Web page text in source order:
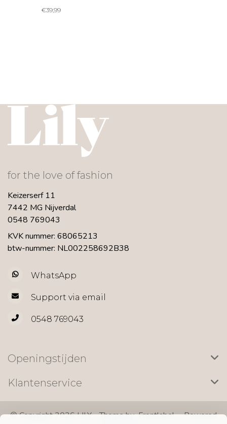
€39,99
for the love of fashion
Keizerserf 11
7442 MG Nijverdal
0548 769043
KVK nummer: 68065213
btw-nummer: NL002258692B38
WhatsApp
Support via email
0548 769043
Openingstijden
Klantenservice
© Copyright 2026 LILY - Theme byFrontlabel- Powered